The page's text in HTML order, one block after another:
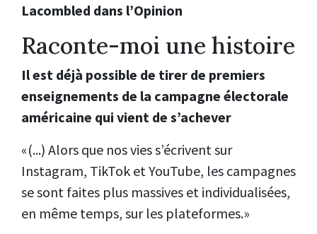
Lacombled dans l’Opinion
Raconte-moi une histoire
Il est déjà possible de tirer de premiers
enseignements de la campagne électorale
américaine qui vient de s’achever
«(...) Alors que nos vies s’écrivent sur
Instagram, TikTok et YouTube, les campagnes
se sont faites plus massives et individualisées,
en même temps, sur les plateformes.»